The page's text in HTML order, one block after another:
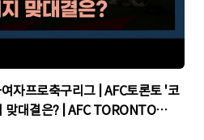
자프로축구리그 | AFC토론토 '코
맞대결은? | AFC TORONTO
| 토론토뉴스